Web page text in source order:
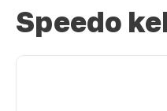
Speedo